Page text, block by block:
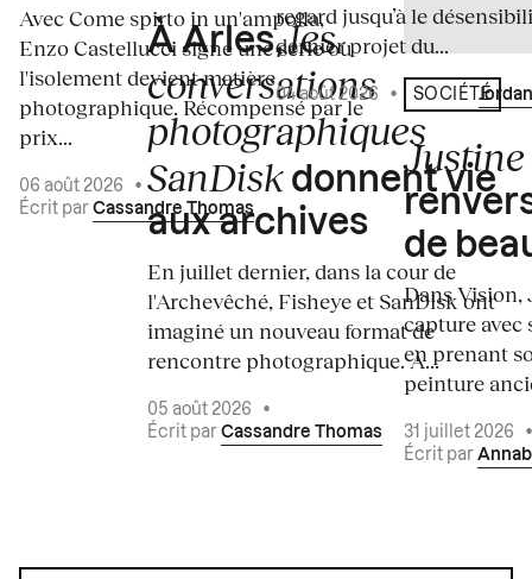
Avec Come spirto in un'ampolla,
Enzo Castellucci signe une série où
l'isolement devient matière
photographique. Récompensé par le
prix...
06 août 2026
•
Écrit par Cassandre Thomas
À Arles,les
conversations
photographiques
SanDisk donnent vie
aux archives
En juillet dernier, dans la cour de
l'Archevêché, Fisheye et SanDisk ont
imaginé un nouveau format de
rencontre photographique. À...
05 août 2026
•
Écrit par Cassandre Thomas
regard jusqu’à le
dernier projet du...
04 août 2026 • Écrit par
SOCIÉTÉ
de
Dans
capture avec
en prenant
peinture
31 juillet 2026
Écrit par